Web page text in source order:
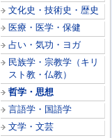
文化史・技術史・歴史
医療・医学・保健
占い・気功・ヨガ
民族学・宗教学（キリ
スト教・仏教）
哲学・思想
言語学・国語学
文学・文芸